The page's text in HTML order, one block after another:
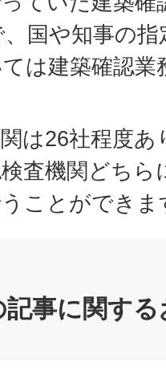
国や知事の
は建築確認
は26社程度
査機関どち
ことができま
記事に関す